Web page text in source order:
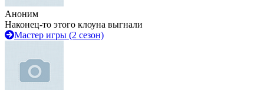
Аноним
Наконец-то этого клоуна выгнали
Мастер игры (2 сезон)